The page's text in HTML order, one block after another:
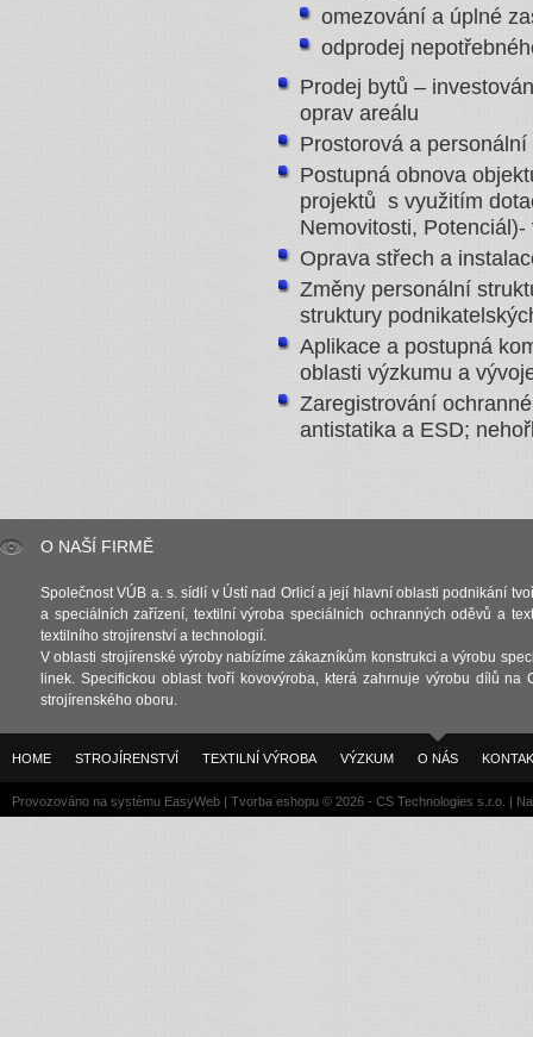
omezování a úplné
odprodej
Prodej bytů –
oprav areálu
Prostorová a
Postupná obnova
projektů s využitím
Nemovitosti,
Oprava střech a
Změny personální
struktury
Aplikace a postupná
oblasti výzkumu a
Zaregistrování
antistatika a ESD;
O NAŠÍ FIRMĚ
Společnost VÚB a. s. sídlí v Ústí nad Orlicí a její hlavní oblasti podnikání
a speciálních zařízení, textilní výroba speciálních ochranných oděvů a
textilního strojírenství a technologií.
V oblasti strojírenské výroby nabízíme zákazníkům konstrukci a výrobu
linek. Specifickou oblast tvoří kovovýroba, která zahrnuje výrobu dílů
strojírenského oboru.
HOME STROJÍRENSTVÍ TEXTILNÍ VÝROBA VÝZKUM O NÁS
Provozováno na systému EasyWeb Tvorba eshopu © 2026 - CS Technologies s.r.o.